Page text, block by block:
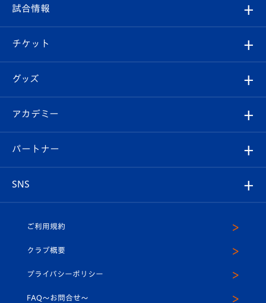
試合情報
チケット
イベント
メディア
ホームタウン
クラブ概要
エンブレム紹介
スタッフプロフィール
マスコット紹介
平和祈念活動
観戦ルール
はじめての観戦ガイド
Revive Team
ヴィヴィくんの長崎おもてなしガイド
試合情報
試合日程/結果
フォトギャラリー
スタジアムグルメ
チケット
チケット
V-LOVERS（ファンクラブ）
プレイヤーズスイート
グッズ
オンラインショップ
店舗情報
アカデミー
育成からのお知らせ
U-18
スクール
パートナー
SNS
ヴィヴィくんインスタグラム
公式LINE＠
ご利用規約
クラブ概要
プライバシーポリシー
FAQ〜お問合せ〜